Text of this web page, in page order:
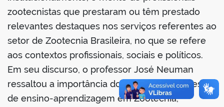
portal
zootecnistas que prestaram ou têm prestado
relevantes destaques nos serviços referentes ao
setor de Zootecnia Brasileira, no que se refere
aos contextos profissionais, sociais e políticos.
Em seu discurso, o professor José Neuman
ressaltou a importância dos alunos no processo
de ensino-aprendizagem em Zootecnia,